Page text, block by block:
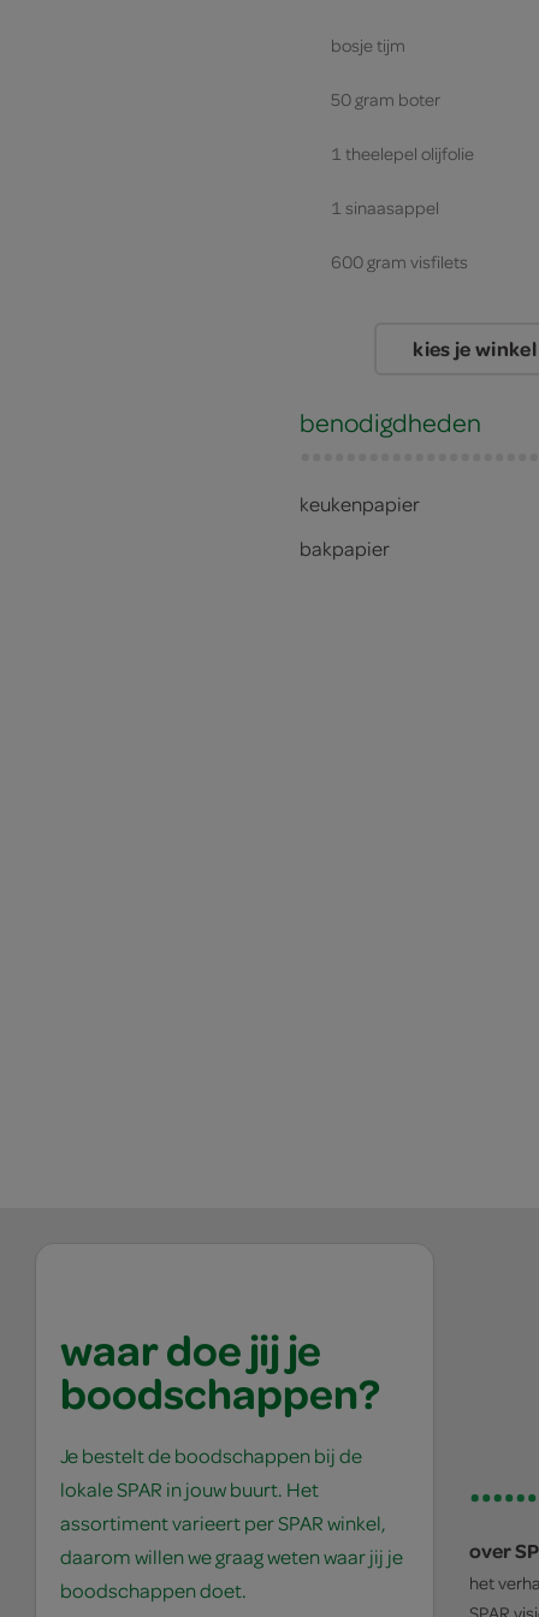
bosje tijm
50 gram boter
1 theelepel olijfolie
1 sinaasappel
600 gram visfilets
kies je winkel
benodigdheden
keukenpapier
bakpapier
waar doe jij je
boodschappen?
Je bestelt de boodschappen bij de
lokale SPAR in jouw buurt. Het
assortiment varieert per SPAR winkel,
daarom willen we graag weten waar jij je
boodschappen doet.
over
het